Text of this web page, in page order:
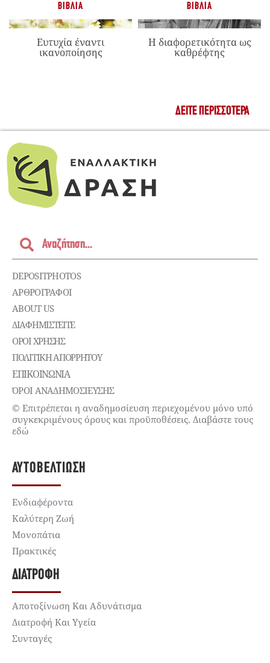
ΒΙΒΛΊΑ
Ευτυχία έναντι
ικανοποίησης
ΒΙΒΛΊΑ
Η διαφορετικότητα ως
καθρέφτης
ΔΕΊΤΕ ΠΕΡΙΣΣΌΤΕΡΑ
DEPOSITPHOTOS
ΑΡΘΡΟΓΡΑΦΟΙ
ABOUT US
ΔΙΑΦΗΜΙΣΤΕΊΤΕ
ΌΡΟΙ ΧΡΉΣΗΣ
ΠΟΛΙΤΙΚΉ ΑΠΟΡΡΉΤΟΥ
ΕΠΙΚΟΙΝΩΝΊΑ
ΌΡΟΙ ΑΝΑΔΗΜΟΣΙΕΥΣΗΣ
© Επιτρέπεται η αναδημοσίευση περιεχομένου μόνο υπό
συγκεκριμένους όρους και προϋποθέσεις. Διαβάστε τους
εδώ
ΑΥΤΟΒΕΛΤΊΩΣΗ
Ενδιαφέροντα
Καλύτερη Ζωή
Μονοπάτια
Πρακτικές
ΔΙΑΤΡΟΦΉ
Αποτοξίνωση Και Αδυνάτισμα
Διατροφή Και Υγεία
Συνταγές